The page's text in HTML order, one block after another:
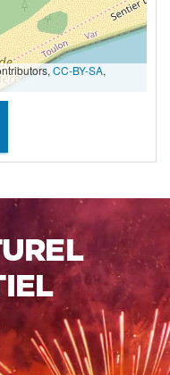
CC-BY-SA,